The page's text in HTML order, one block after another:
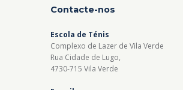
Contacte-nos
Escola de Ténis
Complexo de Lazer de Vila Verde
Rua Cidade de Lugo,
4730-715 Vila Verde